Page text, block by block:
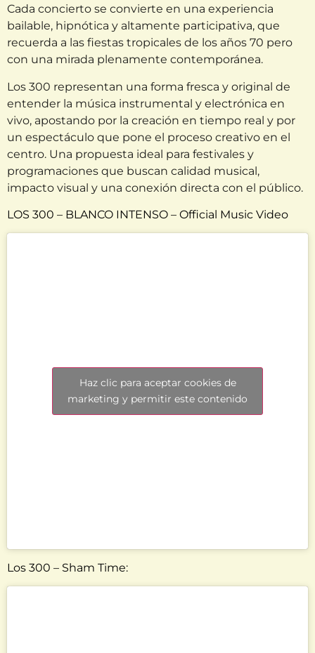
Cada concierto se convierte en una experiencia
bailable, hipnótica y altamente participativa, que
recuerda a las fiestas tropicales de los años 70 pero
con una mirada plenamente contemporánea.
Los 300 representan una forma fresca y original de
entender la música instrumental y electrónica en
vivo, apostando por la creación en tiempo real y por
un espectáculo que pone el proceso creativo en el
centro. Una propuesta ideal para festivales y
programaciones que buscan calidad musical,
impacto visual y una conexión directa con el público.
LOS 300 – BLANCO INTENSO – Official Music Video
Haz clic para aceptar cookies de
marketing y permitir este contenido
Los 300 – Sham Time: